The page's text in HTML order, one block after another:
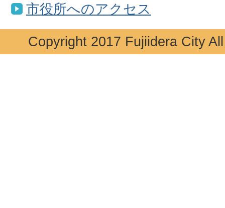
市役所へのアクセス
Copyright 2017 Fujiidera City